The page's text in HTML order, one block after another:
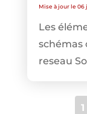
Mise à jour le 06
Les
schémas
reseau
1